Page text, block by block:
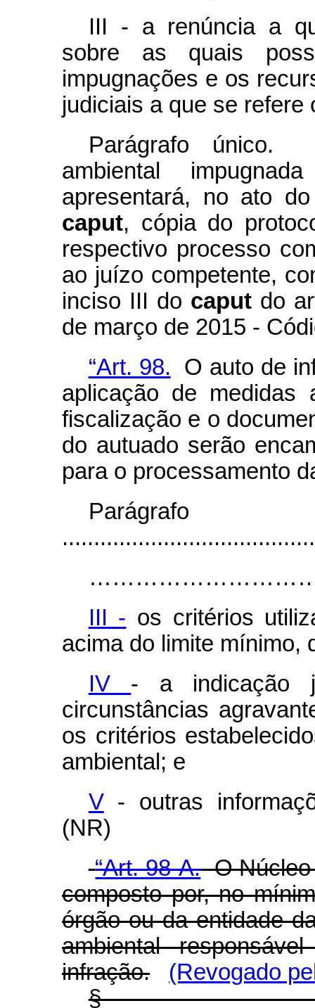
III - a renúncia a
sobre as quais
impugnações e os
judiciais a que se
Parágrafo único.
ambiental
apresentará, no ato
caput, cópia do
respectivo processo
ao juízo competente,
inciso III do caput do
de março de 2015 -
“Art. 98. O auto de
aplicação de medidas
fiscalização e o
do autuado serão
para o processamento
III - os critérios
acima do limite mínimo,
IV - a indicação
circunstâncias
os critérios
ambiental; e
V- outras
(NR)
“Art. 98-A.O Núcleo
composto por, no
órgão ou da entidade
ambiental
infração.
(Revogado
§